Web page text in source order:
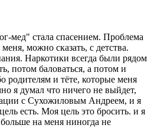
мед" стала спасением. Проблема
можно сказать, с детства.
Наркотики всегда были рядом
потом баловаться, а потом и
родителям и тёте, которые меня
я думал что ничего не выйдет,
с Сухожиловым Андреем, и я
есть. Моя цель это бросить. и я
на меня ниногда не